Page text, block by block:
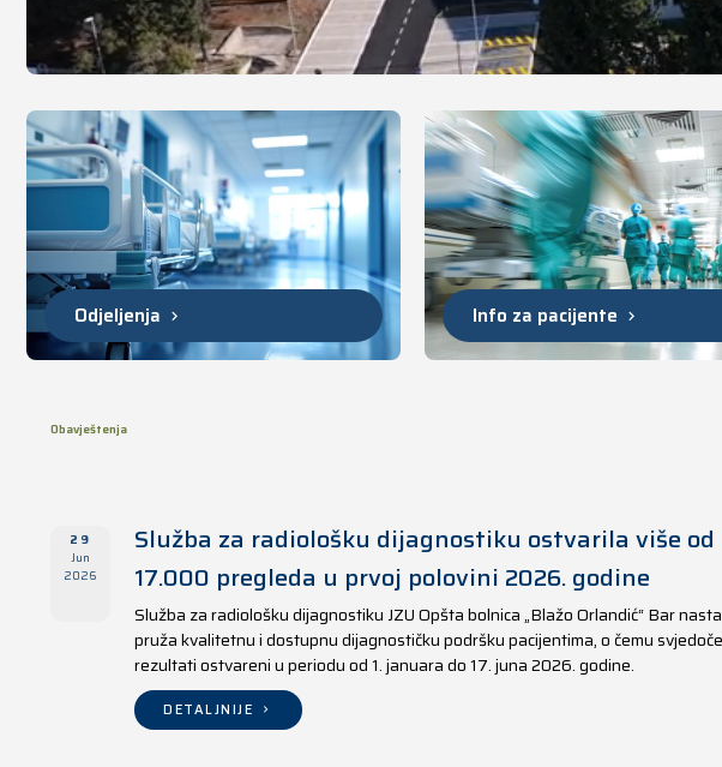
Odjeljenja Info za pacijente
Obavještenja
29
Jun
2026
Služba za radiološku dijagnostiku ostvarila više od
17.000 pregleda u prvoj polovini 2026. godine
Služba za radiološku dijagnostiku JZU Opšta bolnica „Blažo Orlandić“ Bar
pruža kvalitetnu i dostupnu dijagnostičku podršku pacijentima, o čemu
rezultati ostvareni u periodu od 1. januara do 17. juna 2026. godine.
DETALJNIJE